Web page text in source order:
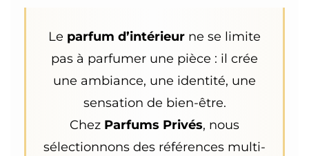
Le parfum d’intérieur ne se limite
pas à parfumer une pièce : il crée
une ambiance, une identité, une
sensation de bien-être.
Chez Parfums Privés, nous
sélectionnons des références multi-